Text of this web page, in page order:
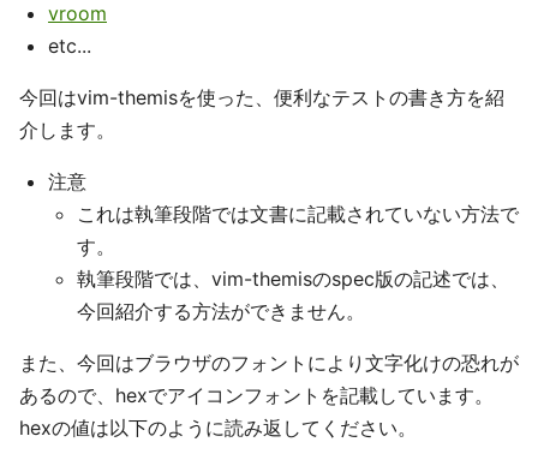
vroom
etc...
今回はvim-themisを使った、便利なテストの書き方を紹
介します。
注意
これは執筆段階では文書に記載されていない方法で
す。
執筆段階では、vim-themisのspec版の記述では、
今回紹介する方法ができません。
また、今回はブラウザのフォントにより文字化けの恐れが
あるので、hexでアイコンフォントを記載しています。
hexの値は以下のように読み返してください。